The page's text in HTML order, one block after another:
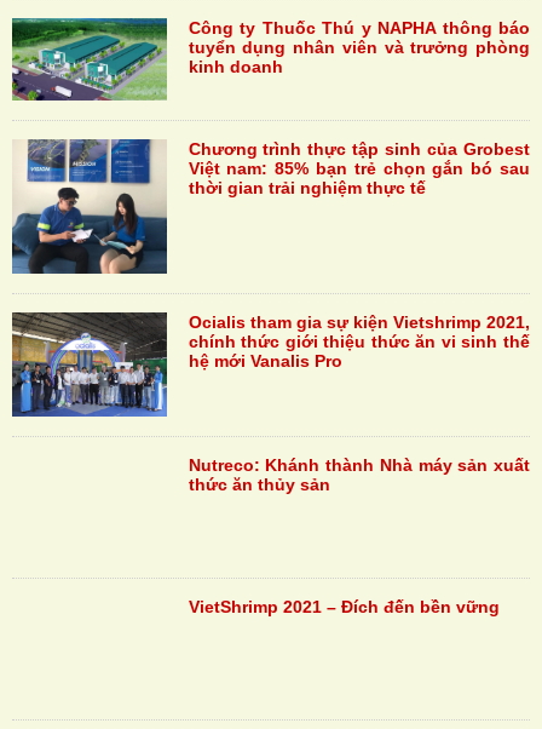
Công ty Thuốc Thú y NAPHA thông báo
tuyển dụng nhân viên và trưởng phòng
kinh doanh
Chương trình thực tập sinh của Grobest
Việt nam: 85% bạn trẻ chọn gắn bó sau
thời gian trải nghiệm thực tế
Ocialis tham gia sự kiện Vietshrimp 2021,
chính thức giới thiệu thức ăn vi sinh thế
hệ mới Vanalis Pro
Nutreco: Khánh thành Nhà máy sản xuất
thức ăn thủy sản
VietShrimp 2021 – Đích đến bền vững